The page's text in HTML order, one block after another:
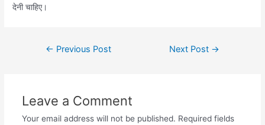
देनी चाहिए।
Post← Previous Post Next Post →
Leave a Comment
Your email address will not be published. Required fields